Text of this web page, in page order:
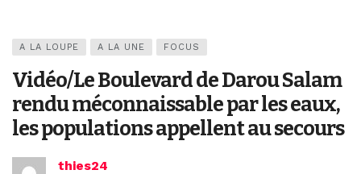
A LA LOUPE A LA UNE FOCUS
Vidéo/Le Boulevard de Darou Salam
rendu méconnaissable par les eaux,
les populations appellent au secours
thies24